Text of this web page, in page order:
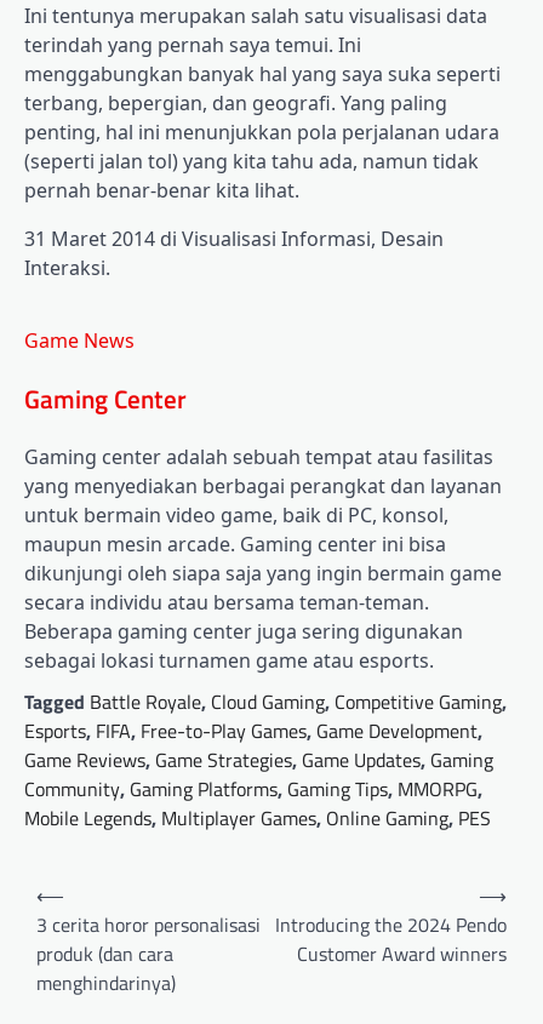
Ini tentunya merupakan salah satu visualisasi data
terindah yang pernah saya temui. Ini
menggabungkan banyak hal yang saya suka seperti
terbang, bepergian, dan geografi. Yang paling
penting, hal ini menunjukkan pola perjalanan udara
(seperti jalan tol) yang kita tahu ada, namun tidak
pernah benar-benar kita lihat.
31 Maret 2014 di Visualisasi Informasi, Desain
Interaksi.
Game News
Gaming Center
Gaming center adalah sebuah tempat atau fasilitas
yang menyediakan berbagai perangkat dan layanan
untuk bermain video game, baik di PC, konsol,
maupun mesin arcade. Gaming center ini bisa
dikunjungi oleh siapa saja yang ingin bermain game
secara individu atau bersama teman-teman.
Beberapa gaming center juga sering digunakan
sebagai lokasi turnamen game atau esports.
Tagged Battle Royale, Cloud Gaming, Competitive Gaming,
Esports, FIFA, Free-to-Play Games, Game Development,
Game Reviews, Game Strategies, Game Updates, Gaming
Community, Gaming Platforms, Gaming Tips, MMORPG,
Mobile Legends, Multiplayer Games, Online Gaming, PES
Post
navigation
⟵
3 cerita horor personalisasi
produk (dan cara
menghindarinya)
Introducing the 2024 Pendo
Customer Award winners
⟶